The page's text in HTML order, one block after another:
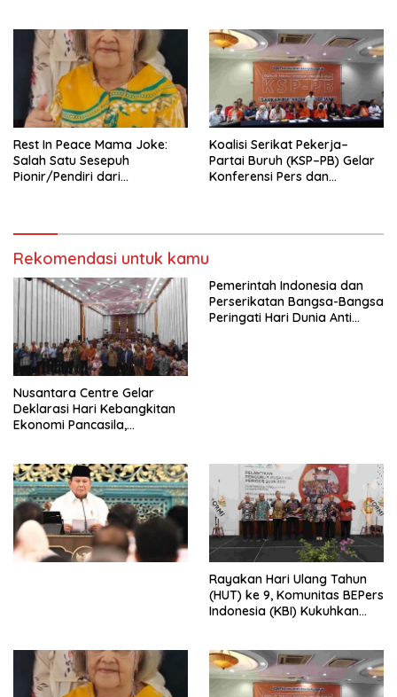
Tema: “Penguatan dan
Pengembangan Organisasi
KBI yang Berbasis Riset di
seluruh Indonesia dan
Mancanegara”.
Rest In Peace Mama Joke:
Salah Satu Sesepuh
Pionir/Pendiri dari
Kasih Allah.
Koalisi Serikat Pekerja–
Partai Buruh (KSP–PB) Gelar
Konferensi Pers dan
RUU Ketenagakerjaan Baru.
Rekomendasi untuk kamu
Nusantara Centre Gelar
Deklarasi Hari Kebangkitan
Ekonomi Pancasila,
Penjajahan (Pergolakan
Ekonomi Politik Indonesia) &
Simposium Nasional “Urgensi
Undang-Undang
Perekonomian Nasional dan
Kesejahteraan Sosial dalam
Pemerintah Indonesia dan
Perserikatan Bangsa-Bangsa
Peringati Hari Dunia Anti
Rayakan Hari Ulang Tahun
(HUT) ke 9, Komunitas BEPers
Indonesia (KBI) Kukuhkan
Tema: “Penguatan dan
Pengembangan Organisasi
KBI yang Berbasis Riset di